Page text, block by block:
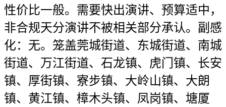
性价比一般。需要快出演讲、预算适中，
非合规天分演讲不被相关部分承认。副感
化：无。笼盖莞城街道、东城街道、南城
街道、万江街道、石龙镇、虎门镇、长安
镇、厚街镇、寮步镇、大岭山镇、大朗
镇、黄江镇、樟木头镇、凤岗镇、塘厦